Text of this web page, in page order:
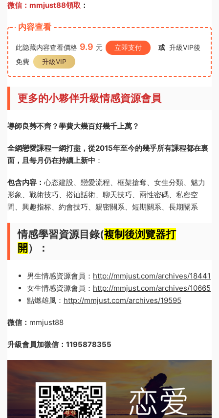
微信：mmjust88領取 ：
内容查看
此隐藏内容查看價格 9.9 元 立即支付 或 升級VIP後
免費
升級VIP
更多的小夥伴升級情感資源會員
導師良莠不齊？學費大幾百好幾千上萬？
全網戀愛課程一網打盡，從2015年至今的幾乎所有課程都在裏
面，且每月仍在持續上新中 ：
包含内容： 心态建設、戀愛流程、框架搶奪、女生分類、魅力
形象、戰術技巧、搭讪話術、聊天技巧、兩性密碼、私密空
間、興趣指标、約會技巧、親密關系、短期關系、長期關系
情感學習資源目錄(複制後浏覽器打
開 ）：
男生情感資源會員： http://mmjust.com/archives/18441
女生情感資源會員： http://mmjust.com/archives/10665
點燃雄風： http://mmjust.com/archives/19595
微信： mmjust88
升級會員加微信：1195878355